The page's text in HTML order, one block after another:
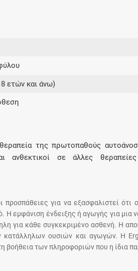
Μοιραζόμαστε μαζί σας
πορείας του Galinos.gr από
σήμερα
ετών και άνω)
της πρωτοπαθούς
ανθεκτικοί σε άλλες
προσπάθειες για να εξασφαλιστεί
Η εμφάνιση ένδειξης ή αγωγής για
για κάθε συγκεκριμένο ασθενή. Η
κατάλληλων ουσιών και αγωγών. Η
βοήθεια των πληροφοριών που η ίδια